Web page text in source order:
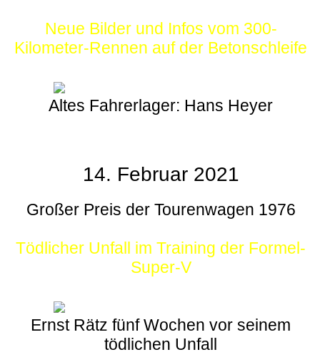
Neue Bilder und Infos vom 300-
Kilometer-Rennen auf der Betonschleife
Altes Fahrerlager: Hans Heyer
14. Februar 2021
Großer Preis der Tourenwagen 1976
Tödlicher Unfall im Training der Formel-
Super-V
Ernst Rätz fünf Wochen vor seinem
tödlichen Unfall